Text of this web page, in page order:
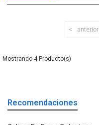
anterior
4
Recomendaciones